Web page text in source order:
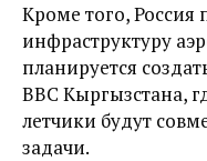
Кроме того, Россия
инфраструктуру
планируется
ВВС Кыргызстана,
летчики будут
задачи.